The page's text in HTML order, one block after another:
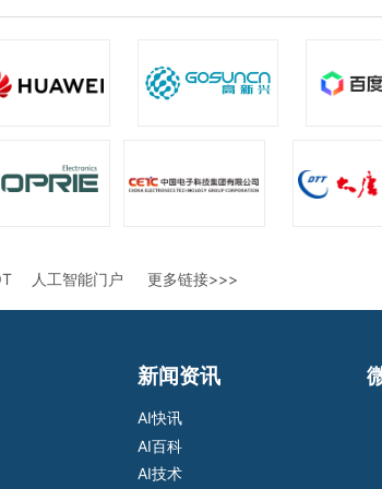
人工智能门户 更多链接>>>
新闻资讯
AI快讯
AI百科
AI技术